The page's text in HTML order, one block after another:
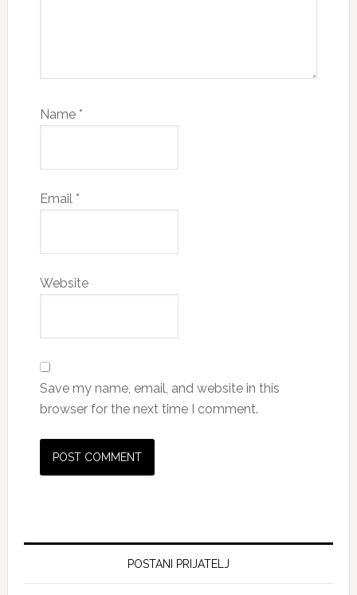
Name *
Email *
Website
Save my name, email, and website in this
browser for the next time I comment.
Primary
POSTANI PRIJATELJ